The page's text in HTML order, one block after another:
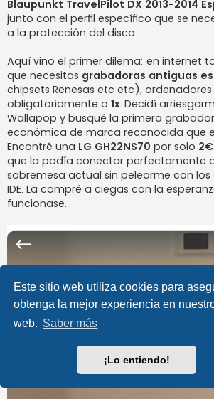
Este sitio web utiliza cookies para
obtenga la mejor experiencia en
web. Saber más
¡Lo entiendo!
Blaupunkt TravelPilot DX 2013-2014
junto con el perfil específico que se
a la protección del disco.
Aquí vino el primer dilema: en internet
que necesitas grabadoras antiguas
chipsets Renesas etc etc),
obligatoriamente a 1x. Decidí
Wallapop y busqué la primera
económica de marca reconocida que
Encontré una LG GH22NS70 por solo 2€
que la podía conectar perfectamente
sobremesa actual sin pelearme con
IDE. La compré a ciegas con la
funcionase.